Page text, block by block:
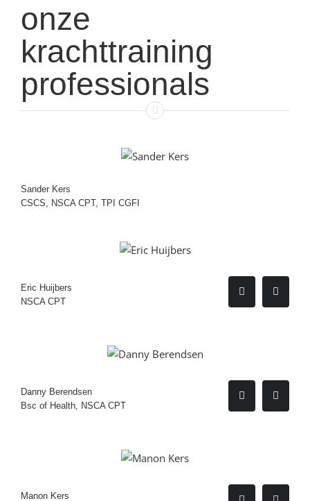
onze
krachttraining
professionals
Sander Kers
CSCS, NSCA CPT, TPI CGFI
Eric Huijbers
NSCA CPT
Danny Berendsen
Bsc of Health, NSCA CPT
Manon Kers